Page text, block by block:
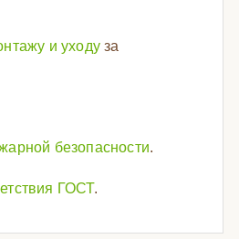
и уходу за
безопасности.
ГОСТ.